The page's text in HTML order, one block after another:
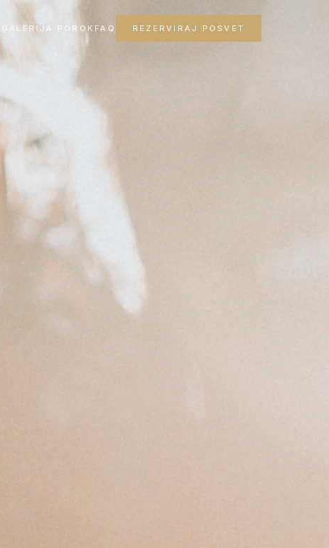
GALERIJA POROK FAQ REZERVIRAJ POSVET